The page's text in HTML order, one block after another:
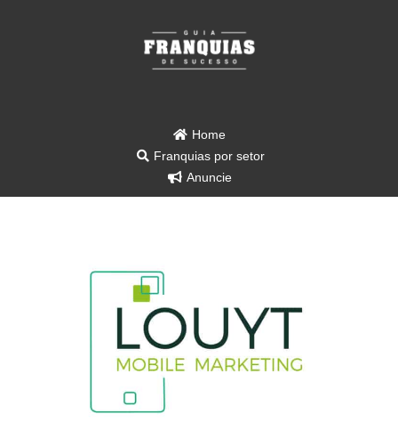
Home
Franquias por setor
Anuncie